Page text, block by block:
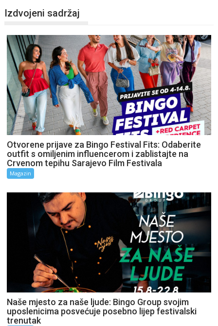
Izdvojeni sadržaj
Otvorene prijave za Bingo Festival Fits: Odaberite
outfit s omiljenim influencerom i zablistajte na
Crvenom tepihu Sarajevo Film Festivala
Magazin
Naše mjesto za naše ljude: Bingo Group svojim
uposlenicima posvećuje posebno lijep festivalski
trenutak